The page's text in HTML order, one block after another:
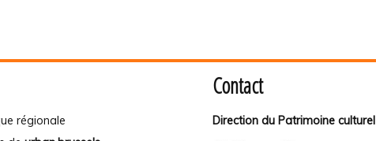
régionale
Contact
Direction du Patrimoine culturel